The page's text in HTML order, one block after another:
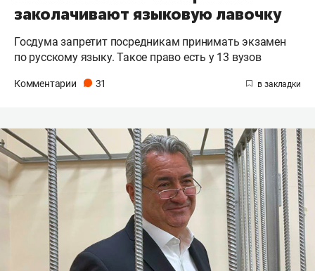
заколачивают языковую лавочку
Госдума запретит посредникам принимать экзамен
по русскому языку. Такое право есть у 13 вузов
Комментарии 31